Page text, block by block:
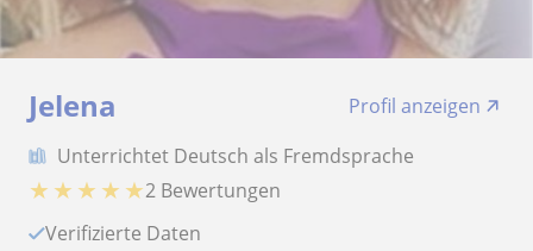
Jelena
Profil anzeigen
Unterrichtet Deutsch als Fremdsprache
★ ★ ★ ★ ★2 Bewertungen
Verifizierte Daten